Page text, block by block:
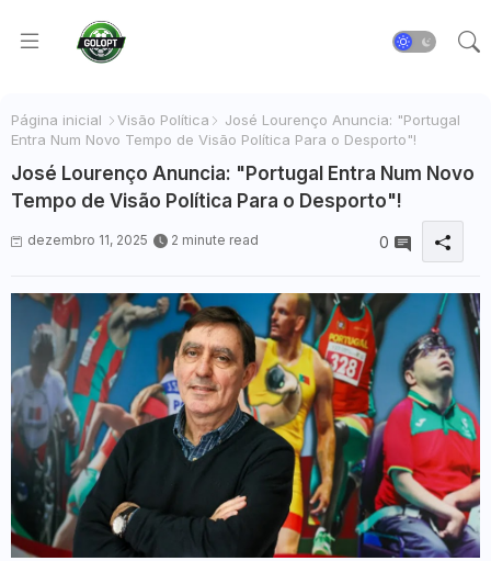
Página inicial Visão Política
José Lourenço Anuncia: "Portugal
Entra Num Novo Tempo de Visão Política Para o Desporto"!
José Lourenço Anuncia: "Portugal Entra Num Novo
Tempo de Visão Política Para o Desporto"!
dezembro 11, 2025 2 minute read 0